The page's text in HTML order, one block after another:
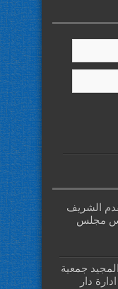
الشريف
مجلس
جمعية
دار